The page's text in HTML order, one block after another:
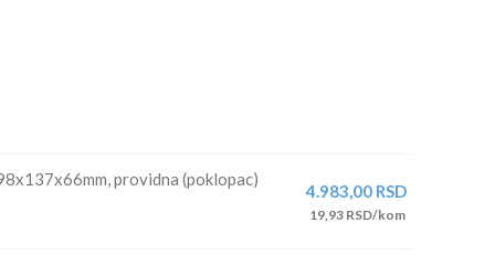
providna (poklopac)
4.983,00 RSD
19,93 RSD/kom